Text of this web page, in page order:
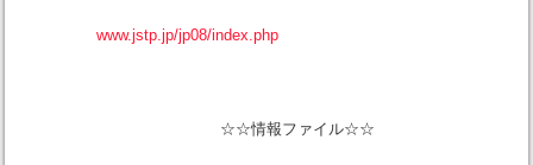
www.jstp.jp/jp08/index.php
☆☆情報ファイル☆☆